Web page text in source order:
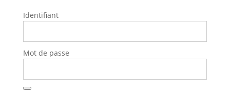
Identifiant
Mot de passe